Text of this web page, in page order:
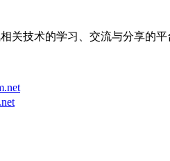
关技术的学习、交流与分享的